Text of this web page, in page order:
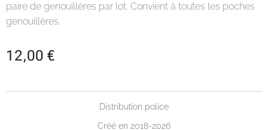
paire de genouillères par lot. Convient à toutes les poches
genouillères.
12,00 €
Distribution police
Créé en 2018-2026